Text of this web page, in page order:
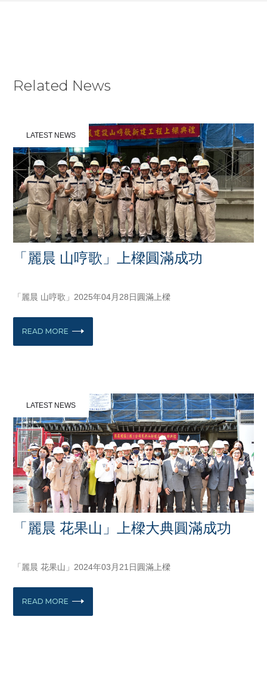
Related News
LATEST NEWS
「麗晨 山哼歌」上樑圓滿成功
「麗晨 山哼歌」2025年04月28日圓滿上樑
READ MORE
LATEST NEWS
「麗晨 花果山」上樑大典圓滿成功
「麗晨 花果山」2024年03月21日圓滿上樑
READ MORE